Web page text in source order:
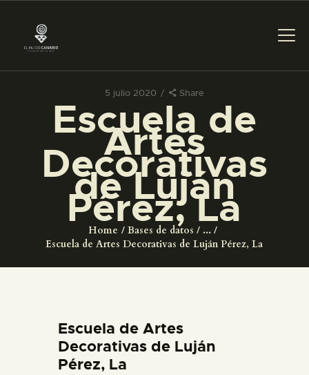
5 julio 2020 Share
Escuela de
Artes
Decorativas
de Luján
Pérez, La
Home Bases de datos
...
Escuela de Artes Decorativas de Luján Pérez, La
PREPARAR LA VISITA
ACTIVIDADES
█
EL MUSEO
DIDÁCTICA
ESPAÑOL
Escuela de Artes
Decorativas de Luján
Pérez, La